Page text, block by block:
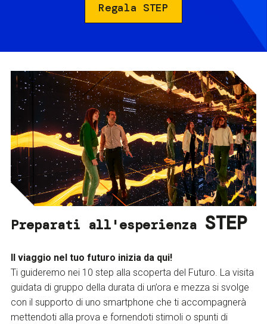
Regala STEP
Preparati all'esperienza STEP
Il viaggio nel tuo futuro inizia da qui!
Ti guideremo nei 10 step alla scoperta del Futuro. La visita
guidata di gruppo della durata di un’ora e mezza si svolge
con il supporto di uno smartphone che ti accompagnerà
mettendoti alla prova e fornendoti stimoli o spunti di